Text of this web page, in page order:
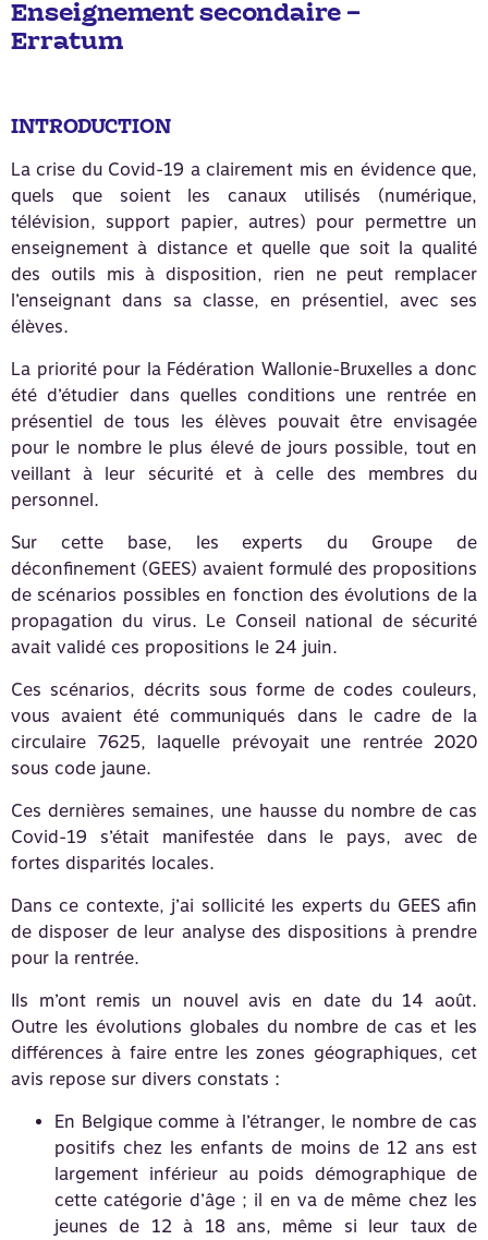
Enseignement secondaire –
Erratum
INTRODUCTION
La crise du Covid-19 a clairement mis en évidence que,
quels que soient les canaux utilisés (numérique,
télévision, support papier, autres) pour permettre un
enseignement à distance et quelle que soit la qualité
des outils mis à disposition, rien ne peut remplacer
l’enseignant dans sa classe, en présentiel, avec ses
élèves.
La priorité pour la Fédération Wallonie-Bruxelles a donc
été d’étudier dans quelles conditions une rentrée en
présentiel de tous les élèves pouvait être envisagée
pour le nombre le plus élevé de jours possible, tout en
veillant à leur sécurité et à celle des membres du
personnel.
Sur cette base, les experts du Groupe de
déconfinement (GEES) avaient formulé des propositions
de scénarios possibles en fonction des évolutions de la
propagation du virus. Le Conseil national de sécurité
avait validé ces propositions le 24 juin.
Ces scénarios, décrits sous forme de codes couleurs,
vous avaient été communiqués dans le cadre de la
circulaire 7625, laquelle prévoyait une rentrée 2020
sous code jaune.
Ces dernières semaines, une hausse du nombre de cas
Covid-19 s’était manifestée dans le pays, avec de
fortes disparités locales.
Dans ce contexte, j’ai sollicité les experts du GEES afin
de disposer de leur analyse des dispositions à prendre
pour la rentrée.
Ils m’ont remis un nouvel avis en date du 14 août.
Outre les évolutions globales du nombre de cas et les
différences à faire entre les zones géographiques, cet
avis repose sur divers constats :
En Belgique comme à l’étranger, le nombre de cas
positifs chez les enfants de moins de 12 ans est
largement inférieur au poids démographique de
cette catégorie d’âge ; il en va de même chez les
jeunes de 12 à 18 ans, même si leur taux de